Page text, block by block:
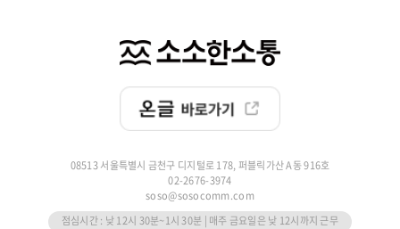
08513 서울특별시 금천구 디지털로 178, 퍼블릭가산 A동 916호
02-2676-3974
soso@sosocomm.com
점심시간 : 낮 12시 30분~1시 30분 | 매주 금요일은 낮 12시까지 근무